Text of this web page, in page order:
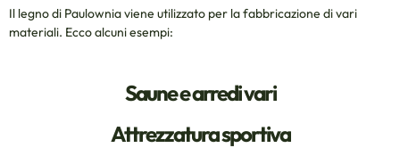
Il legno di Paulownia viene utilizzato per la fabbricazione di vari
materiali. Ecco alcuni esempi:
Saune e arredi vari
Attrezzatura sportiva